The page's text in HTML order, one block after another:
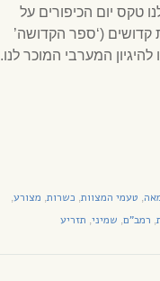
טקס יום הכיפורים על
קדושים (‘ספר הקדושה’
המערבי המוכר לנו.
, טעמי המצוות, כשרות, מצורע,
, רמב"ם, שמיני, תזריע